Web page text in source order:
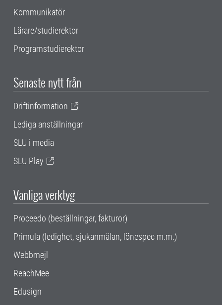
Kommunikatör
Lärare/studierektor
Programstudierektor
Senaste nytt från
Driftinformation
Lediga anställningar
SLU i media
SLU Play
Vanliga verktyg
Proceedo (beställningar, fakturor)
Primula (ledighet, sjukanmälan, lönespec m.m.)
Webbmejl
ReachMee
Edusign